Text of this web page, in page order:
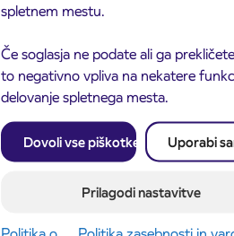
spletnem mestu.
Če soglasja ne podate ali ga
to negativno vpliva na nekatere
delovanje spletnega mesta.
Dovoli vse piškotke Uporabi
Prilagodi nastavitve
3. 8. 2026
Obvestilo o popolni
ceste ČEŠNJEVEK –
Kranj